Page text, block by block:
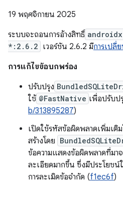
19 พฤศจิกายน 2025
ระบบจะถอนการอ้างสิทธิ์
*:2.6.2 เวอร์ชัน 2.6.2 มีการเปลี่
การแก้ไขข้อบกพร่อง
ปรับปรุง
ใช้ @FastNative เพื่อปรับป
b/313895287)
เปิดใช้รหัสข้อผิดพลาดเพิ่มเติ
สร้างโดย
ข้อความแสดงข้อผิดพลาดที่มา
ละเอียดมากขึ้น ซึ่งมีประโยช
การละเมิดข้อจำกัด (f1ec6f)